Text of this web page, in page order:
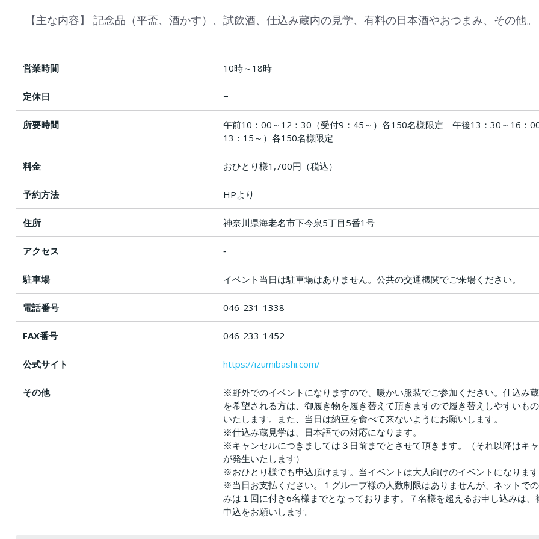
【主な内容】 記念品（平盃、酒かす）、試飲酒、仕込み蔵内の見学、有料の日本酒やおつまみ、その他。
営業時間 10時～18時
定休日 −
所要時間
午前10：00～12：30（受付9：45～）各150名様限定 午後13：30～16：
13：15～）各150名様限定
料金 おひとり様1,700円（税込）
予約方法 HPより
住所 神奈川県海老名市下今泉5丁目5番1号
アクセス ‐
駐車場 イベント当日は駐車場はありません。公共の交通機関でご来場ください。
電話番号 046-231-1338
FAX番号 046-233-1452
公式サイト https://izumibashi.com/
その他
※野外でのイベントになりますので、暖かい服装でご参加ください。仕込み
を希望される方は、御履き物を履き替えて頂きますので履き替えしやすいも
いたします。また、当日は納豆を食べて来ないようにお願いします。
※仕込み蔵見学は、日本語での対応になります。
※キャンセルにつきましては３日前までとさせて頂きます。（それ以降はキ
が発生いたします）
※おひとり様でも申込頂けます。当イベントは大人向けのイベントになりま
※当日お支払ください。１グループ様の人数制限はありませんが、ネットで
みは１回に付き6名様までとなっております。７名様を超えるお申し込みは、
申込をお願いします。